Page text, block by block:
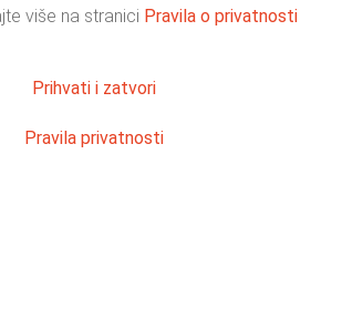
više na stranici Pravila o privatnosti
Prihvati i zatvori
Pravila privatnosti